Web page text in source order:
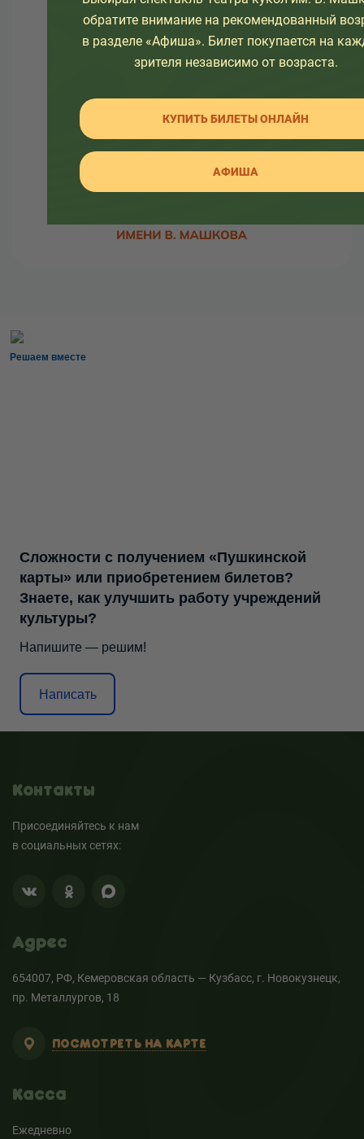
Узнайте как развивался театр в разное время, а
информации об артистах театра и о закулисной
жизни.
Решаем вместе
Сложности с получением «Пушкинской
карты» или приобретением билетов?
Знаете, как улучшить работу учреждений
культуры?
Напишите — решим!
Написать
Контакты
Присоединяйтесь к нам
в социальных сетях:
Адрес
654007, РФ, Кемеровская область — Кузбасс, г. Новокузнецк,
пр. Металлургов, 18
ПОСМОТРЕТЬ НА КАРТЕ
Касса
Ежедневно
обратите внимание на рекомендованный
в разделе «Афиша». Билет покупается на
зрителя независимо от возраста.
КУПИТЬ БИЛЕТЫ ОНЛАЙН
АФИША